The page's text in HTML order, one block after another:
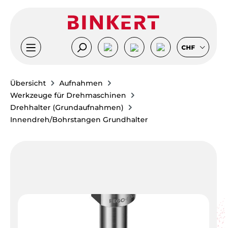
CHF
Übersicht
Aufnahmen
Werkzeuge für Drehmaschinen
Drehhalter (Grundaufnahmen)
Innendreh/Bohrstangen Grundhalter